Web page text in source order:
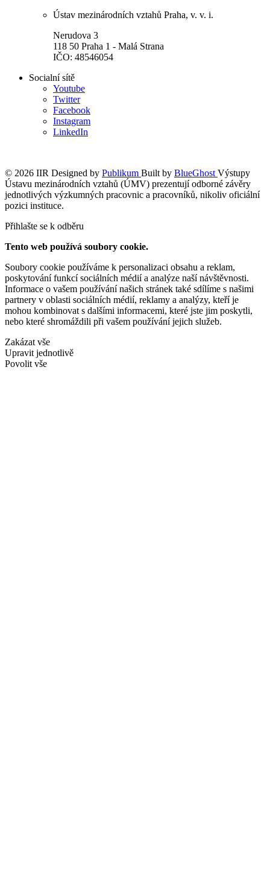
Ústav mezinárodních vztahů Praha, v. v. i.
Nerudova 3
118 50 Praha 1 - Malá Strana
IČO: 48546054
Socialní sítě
Youtube
Twitter
Facebook
Instagram
LinkedIn
© 2026 IIR Designed by Publikum Built by BlueGhost Výstupy
Ústavu mezinárodních vztahů (ÚMV) prezentují odborné závěry
jednotlivých výzkumných pracovnic a pracovníků, nikoliv oficiální
pozici instituce.
Přihlašte se k odběru
Tento web používá soubory cookie.
Soubory cookie používáme k personalizaci obsahu a reklam,
poskytování funkcí sociálních médií a analýze naší návštěvnosti.
Informace o vašem používání našich stránek také sdílíme s našimi
partnery v oblasti sociálních médií, reklamy a analýzy, kteří je
mohou kombinovat s dalšími informacemi, které jste jim poskytli,
nebo které shromáždili při vašem používání jejich služeb.
Zakázat vše
Upravit jednotlivě
Povolit vše